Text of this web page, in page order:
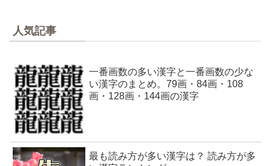
人気記事
一番画数の多い漢字と一番画数の少な
い漢字のまとめ。79画・84画・108
画・128画・144画の漢字
最も読み方が多い漢字は？ 読み方が多